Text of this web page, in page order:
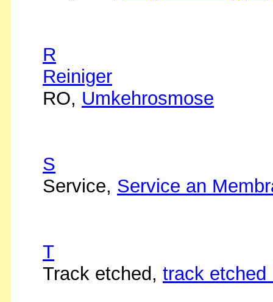
R
Reiniger
RO, Umkehrosmose
S
Service, Service an
T
Track etched, track etched